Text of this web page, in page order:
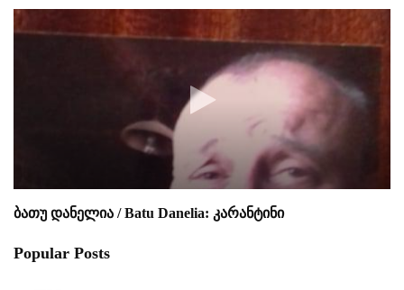
ბათუ დანელია / Batu Danelia: კარანტინი
Popular Posts